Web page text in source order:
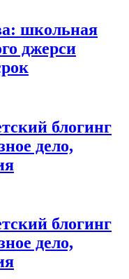
школьная
джерси
блогинг
дело,
блогинг
дело,